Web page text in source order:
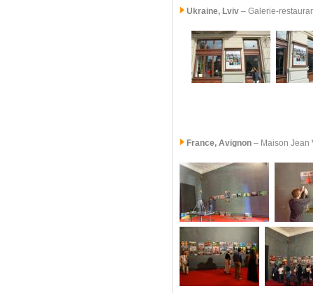
Ukraine, Lviv – Galerie-
France, Avignon – Maison Jean